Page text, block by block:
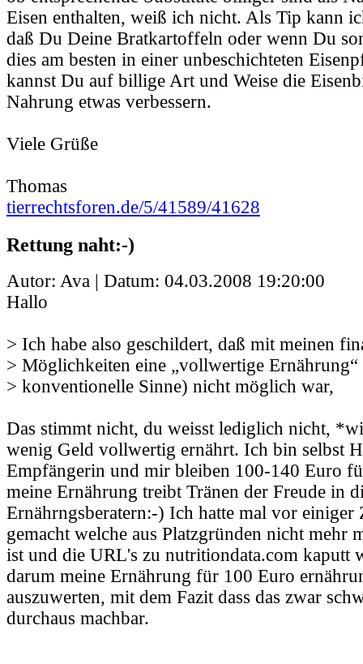
Eisen enthalten, weiß ich nicht. Als Tip kann
daß Du Deine Bratkartoffeln oder wenn Du
dies am besten in einer unbeschichteten
kannst Du auf billige Art und Weise die
Nahrung etwas verbessern.
Viele Grüße
Thomas
tierrechtsforen.de/5/41589/41628
Rettung naht:-)
Autor: Ava | Datum: 04.03.2008 19:20:00
Hallo
> Ich habe also geschildert, daß mit meinen
> Möglichkeiten eine „vollwertige Ernährung“
> konventionelle Sinne) nicht möglich war,
Das stimmt nicht, du weisst lediglich nicht,
wenig Geld vollwertig ernährt. Ich bin selbst
Empfängerin und mir bleiben 100-140 Euro
meine Ernährung treibt Tränen der Freude in
Ernährngsberatern:-) Ich hatte mal vor einiger
gemacht welche aus Platzgründen nicht mehr
ist und die URL's zu nutritiondata.com kaputt
darum meine Ernährung für 100 Euro
auszuwerten, mit dem Fazit dass das zwar
durchaus machbar.